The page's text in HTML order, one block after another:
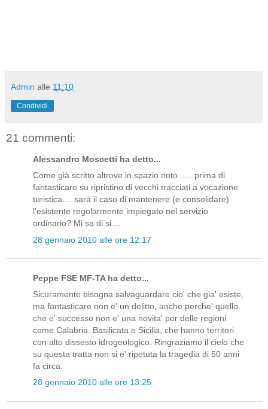
Admin alle 11:10
Condividi
21 commenti:
Alessandro Moscetti ha detto...
Come già scritto altrove in spazio noto ..... prima di
fantasticare su ripristino di vecchi tracciati a vocazione
turistica.... sarà il caso di mantenere (e consolidare)
l'esistente regolarmente impiegato nel servizio
ordinario? Mi sa di si ...
28 gennaio 2010 alle ore 12:17
Peppe FSE MF-TA ha detto...
Sicuramente bisogna salvaguardare cio' che gia' esiste,
ma fantasticare non e' un delitto, anche perche' quello
che e' successo non e' una novita' per delle regioni
come Calabria. Basilicata e Sicilia, che hanno territori
con alto dissesto idrogeologico. Ringraziamo il cielo che
su questa tratta non si e' ripetuta la tragedia di 50 anni
fa circa.
28 gennaio 2010 alle ore 13:25